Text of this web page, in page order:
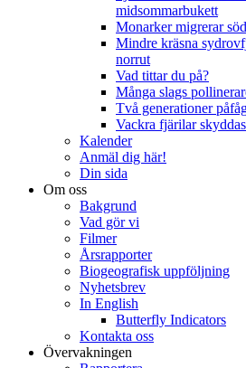
midsommarbukett
Monarker migrerar
Mindre kräsna
norrut
Vad tittar du på?
Många slags
Två generationer
Vackra fjärilar
Kalender
Anmäl dig här!
Din sida
Om oss
Bakgrund
Vad gör vi
Filmer
Årsrapporter
Biogeografisk uppföljning
Nyhetsbrev
In English
Butterfly Indicators
Kontakta oss
Övervakningen